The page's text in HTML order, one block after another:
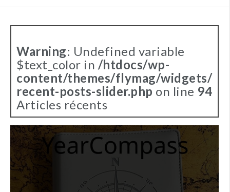
Warning: Undefined variable
$text_color in /htdocs/wp-
content/themes/flymag/widgets/
recent-posts-slider.php on line 94
Articles récents